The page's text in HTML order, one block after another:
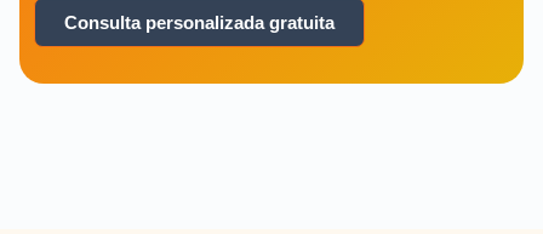
Consulta personalizada gratuita